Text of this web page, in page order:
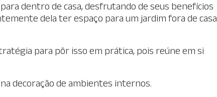
dentro de casa, desfrutando de seus benefícios
dela ter espaço para um jardim fora de casa
para pôr isso em prática, pois reúne em si
decoração de ambientes internos.